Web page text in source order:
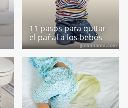
11 pasos para quitar
el pañal a los bebés